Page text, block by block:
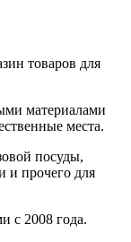
товаров для
материалами
места.
посуды,
и прочего для
с 2008 года.